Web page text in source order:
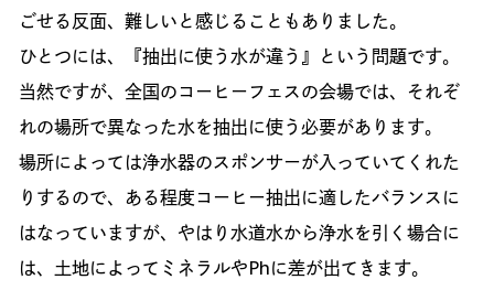
ごせる反面、難しいと感じることもありました。
ひとつには、『抽出に使う水が違う』という問題です。
当然ですが、全国のコーヒーフェスの会場では、それぞ
れの場所で異なった水を抽出に使う必要があります。
場所によっては浄水器のスポンサーが入っていてくれた
りするので、ある程度コーヒー抽出に適したバランスに
はなっていますが、やはり水道水から浄水を引く場合に
は、土地によってミネラルやPhに差が出てきます。